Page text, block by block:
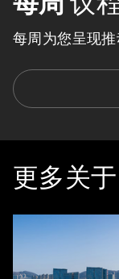
每周为您呈现推
更多关于